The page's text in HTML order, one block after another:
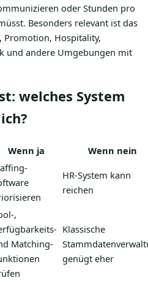
oder Stunden pro
Besonders relevant ist das
Promotion, Hospitality,
und andere Umgebungen mit
welches System
Wenn ja
Wenn nein
HR-System kann
reichen
,
Matching-
Klassische
genügt eher